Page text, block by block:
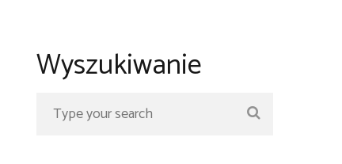
Wyszukiwanie